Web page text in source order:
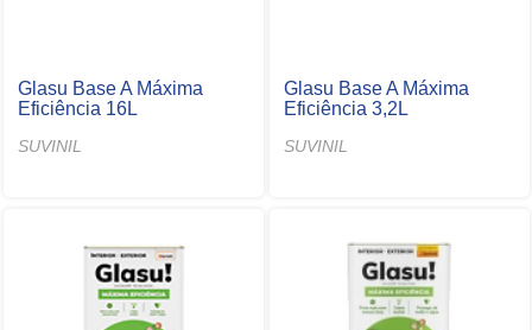
Glasu Base A Máxima
Eficiência 16L
SUVINIL
Glasu Base A Máxima
Eficiência 3,2L
SUVINIL